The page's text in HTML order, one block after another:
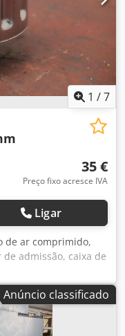
1 /7
35 €
Preço fixo acresce IVA
Ligar
de ar comprimido,
admissão, caixa de
ar do gerador,
Filtro de Ar Filtro de
filtros de ar
Ø 77 x 65 mm -
Ija
Anúncio classificado